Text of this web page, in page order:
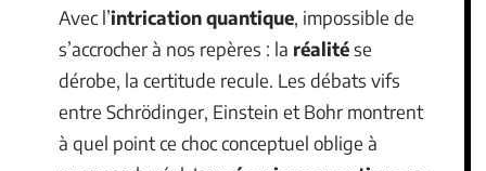
Avec l’intrication quantique, impossible de
s’accrocher à nos repères : la réalitése
dérobe, la certitude recule. Les débats vifs
entre Schrödinger, Einstein et Bohr montrent
à quel point ce choc conceptuel oblige à